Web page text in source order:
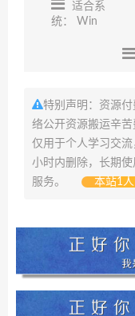
适合系
统： Win
特别声明：资源
络公开资源搬运辛
仅用于个人学习交
小时内删除，长期
服务。
本站1